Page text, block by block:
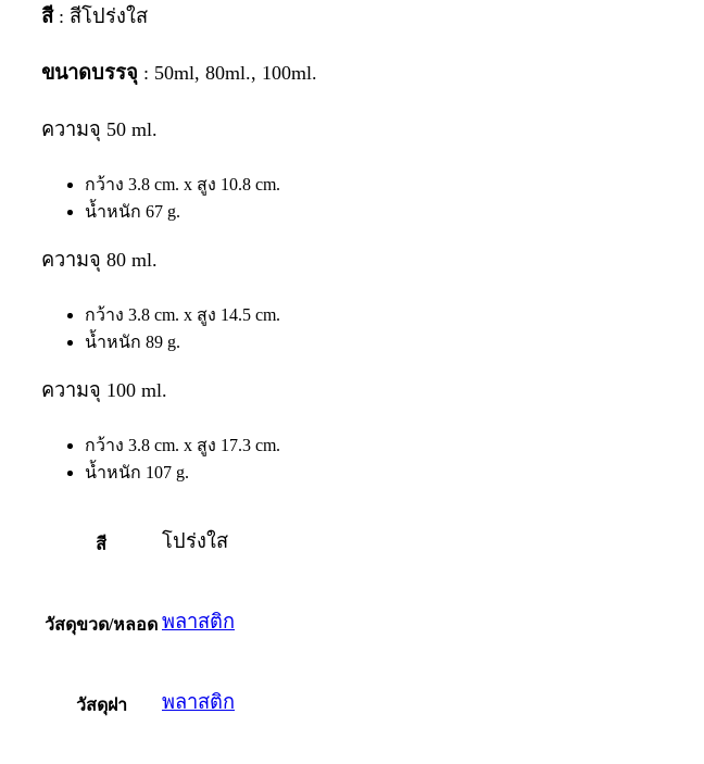
สี: สีโปร่งใส
ขนาดบรรจุ : 50ml, 80ml., 100ml.
ความจุ 50 ml.
กว้าง 3.8 cm. x สูง 10.8 cm.
น้ำหนัก 67 g.
ความจุ 80 ml.
กว้าง 3.8 cm. x สูง 14.5 cm.
น้ำหนัก 89 g.
ความจุ 100 ml.
กว้าง 3.8 cm. x สูง 17.3 cm.
น้ำหนัก 107 g.
สี โปร่งใส
วัสดุขวด/หลอด พลาสติก
วัสดุฝา พลาสติก